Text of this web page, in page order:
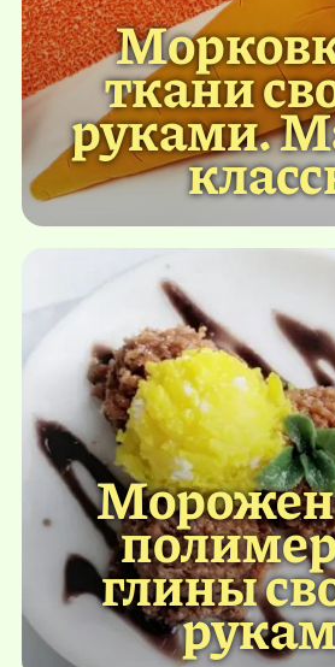
ткани
руками.
глины